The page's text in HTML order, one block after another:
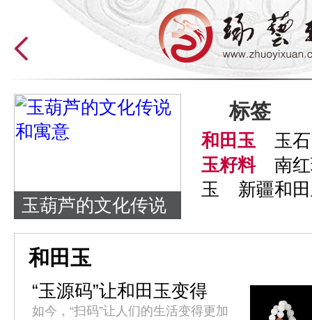
玉葫芦的文化传说
和寓意
标签
和田玉
玉石
玉籽料
南
玉
新疆和
和田玉
“玉源码”让和田玉变得
更“透明”
如今，“扫码”让人们的生活变得更加